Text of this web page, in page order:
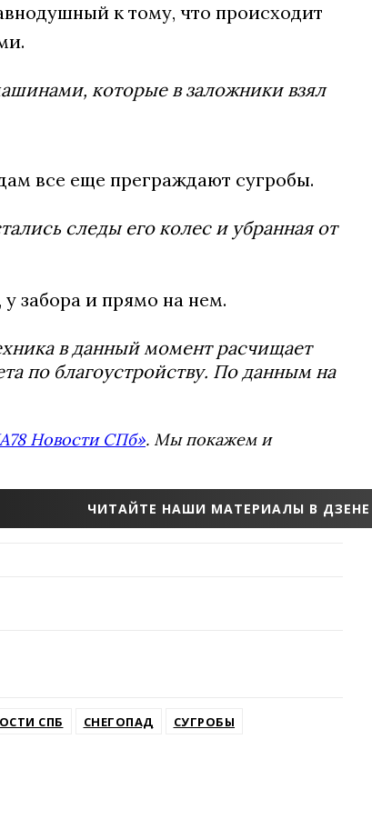
к тому, что происходит
которые в заложники взял
все еще преграждают сугробы.
следы его колес и убранная от
забора и прямо на нем.
в данный момент расчищает
по благоустройству. По данным на
Новости СПб». Мы покажем и
ЧИТАЙТЕ НАШИ МАТЕРИАЛЫ В ДЗЕНЕ
СПБ СНЕГОПАД СУГРОБЫ